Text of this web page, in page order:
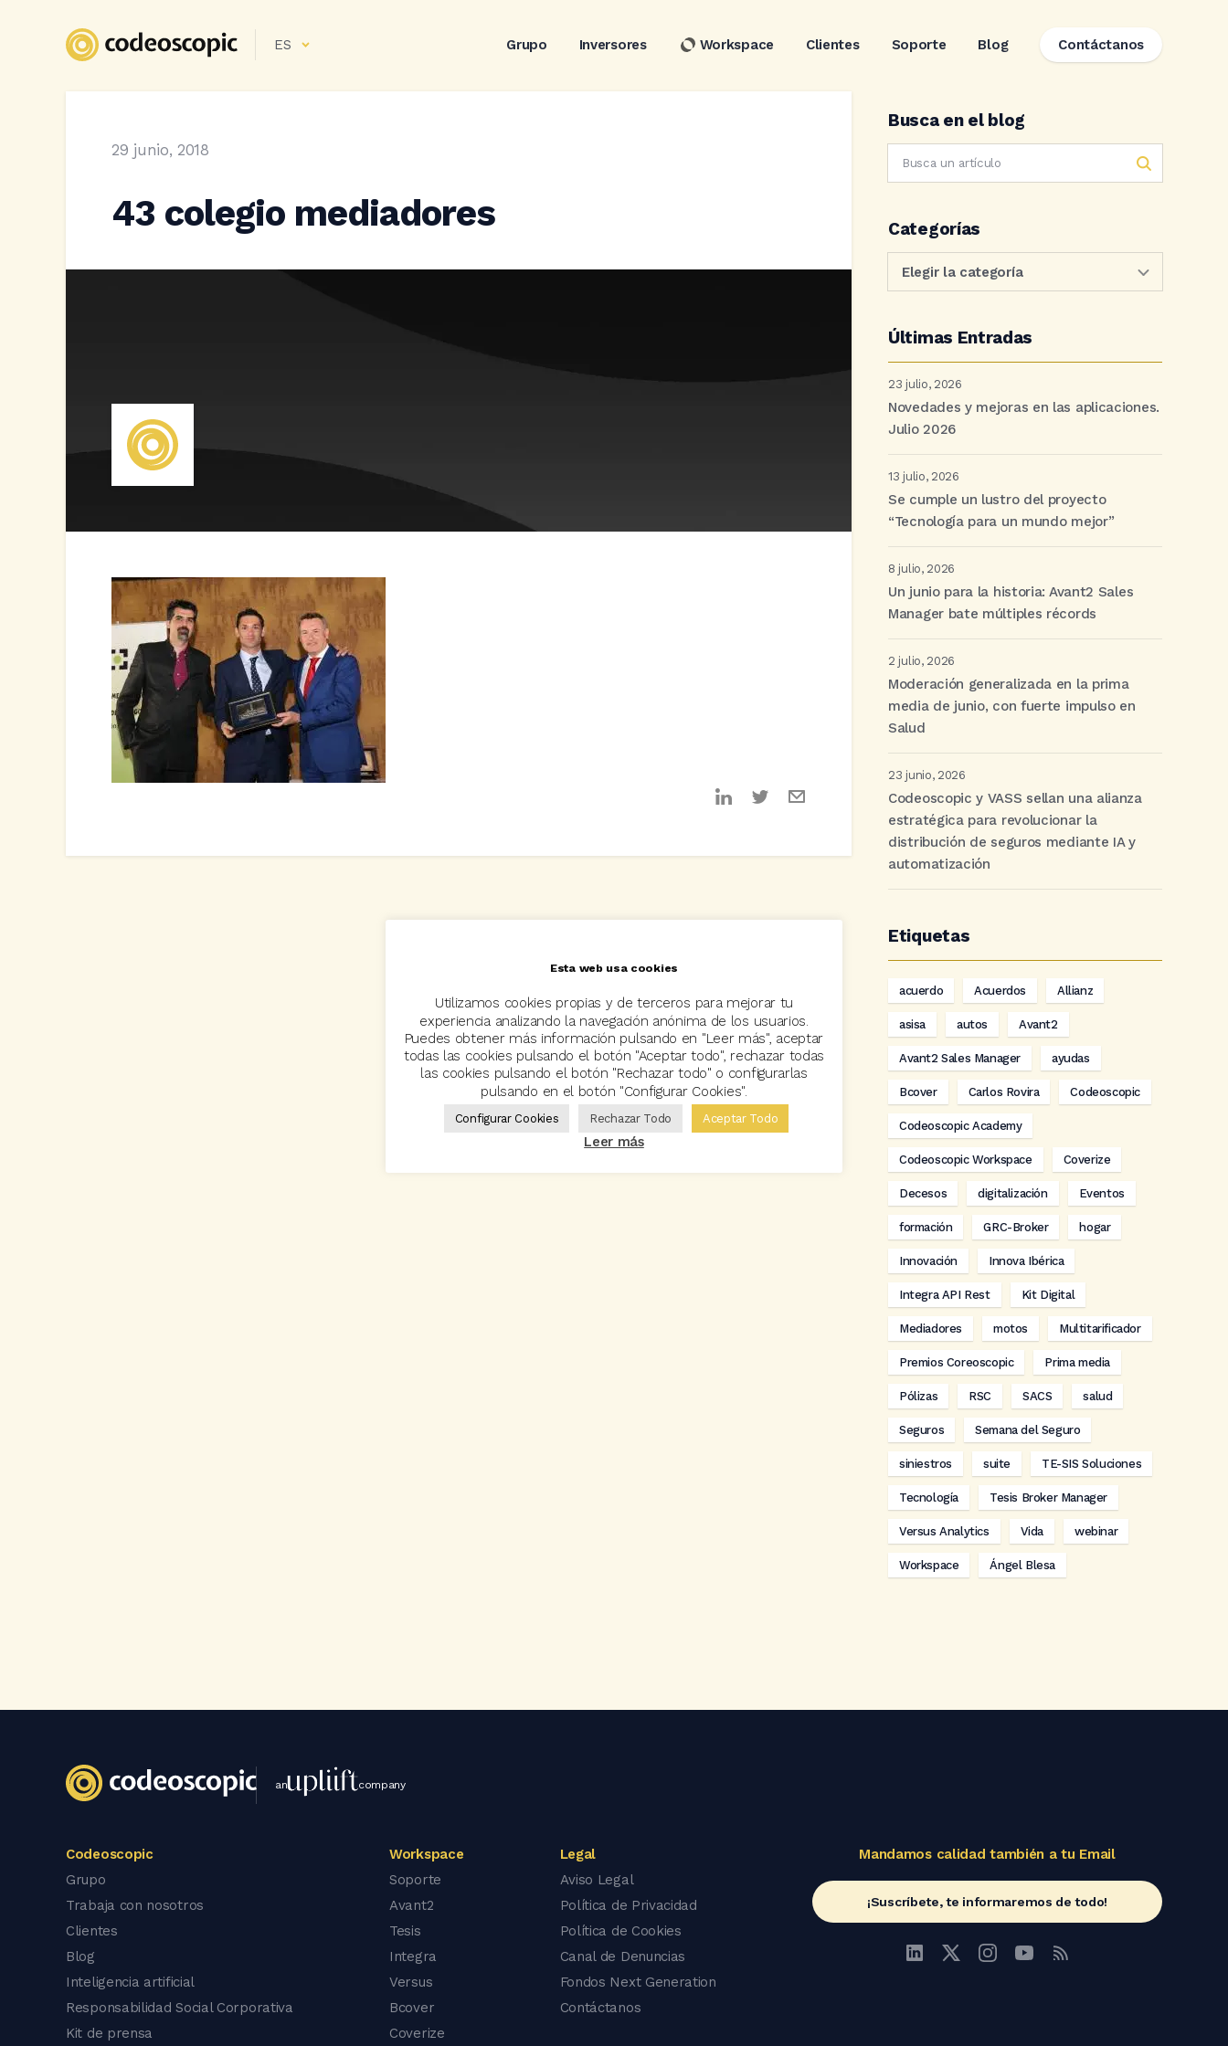
ES Grupo Inversores Workspace Clientes Soporte Blog Contáctanos
29 junio, 2018
43 colegio mediadores
Busca en el blog
Categorías
Últimas Entradas
23 julio, 2026
Novedades y mejoras en las aplicaciones.
Julio 2026
13 julio, 2026
Se cumple un lustro del proyecto
“Tecnología para un mundo mejor”
8 julio, 2026
Un junio para la historia: Avant2 Sales
Manager bate múltiples récords
2 julio, 2026
Moderación generalizada en la prima
media de junio, con fuerte impulso en
Salud
23 junio, 2026
Codeoscopic y VASS sellan una alianza
estratégica para revolucionar la
distribución de seguros mediante IA y
automatización
Etiquetas
acuerdo Acuerdos Allianz
asisa autos Avant2
Avant2 Sales Manager ayudas
Bcover Carlos Rovira Codeoscopic
Codeoscopic Academy
Codeoscopic Workspace Coverize
Decesos digitalización Eventos
formación GRC-Broker hogar
Innovación Innova Ibérica
Integra API Rest Kit Digital
Mediadores motos Multitarificador
Premios Coreoscopic Prima media
Pólizas RSC SACS salud
Seguros Semana del Seguro
siniestros suite TE-SIS Soluciones
Tecnología Tesis Broker Manager
Versus Analytics Vida webinar
Workspace Ángel Blesa
an company
Codeoscopic
Grupo
Trabaja con nosotros
Clientes
Blog
Inteligencia artificial
Responsabilidad Social Corporativa
Kit de prensa
Workspace
Soporte
Avant2
Tesis
Integra
Versus
Bcover
Coverize
Legal
Aviso Legal
Política de Privacidad
Política de Cookies
Canal de Denuncias
Fondos Next Generation
Contáctanos
Mandamos calidad también a tu Email
¡Suscríbete, te informaremos de todo!
Esta web usa cookies
Utilizamos cookies propias y de terceros para mejorar tu
experiencia analizando la navegación anónima de los usuarios.
Puedes obtener más información pulsando en "Leer más", aceptar
todas las cookies pulsando el botón "Aceptar todo", rechazar todas
las cookies pulsando el botón "Rechazar todo" o configurarlas
pulsando en el botón "Configurar Cookies".
Configurar Cookies Rechazar Todo Aceptar Todo
Leer más